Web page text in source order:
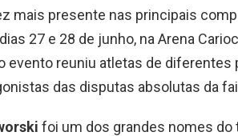
mais presente nas principais
27 e 28 de junho, na Arena
evento reuniu atletas de diferentes
das disputas absolutas da
foi um dos grandes nomes do